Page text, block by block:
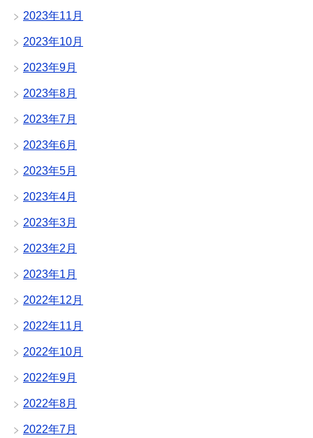
2023年11月
2023年10月
2023年9月
2023年8月
2023年7月
2023年6月
2023年5月
2023年4月
2023年3月
2023年2月
2023年1月
2022年12月
2022年11月
2022年10月
2022年9月
2022年8月
2022年7月